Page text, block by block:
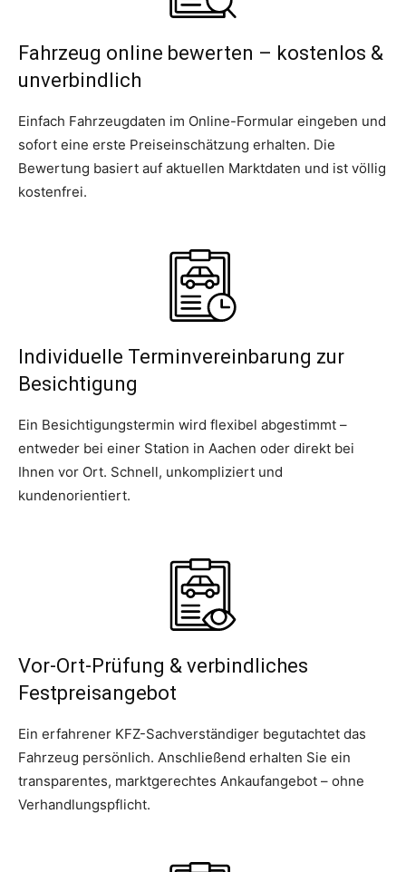
Fahrzeug online bewerten – kostenlos &
unverbindlich
Einfach Fahrzeugdaten im Online-Formular eingeben und
sofort eine erste Preiseinschätzung erhalten. Die
Bewertung basiert auf aktuellen Marktdaten und ist völlig
kostenfrei.
Individuelle Terminvereinbarung zur
Besichtigung
Ein Besichtigungstermin wird flexibel abgestimmt –
entweder bei einer Station in Aachen oder direkt bei
Ihnen vor Ort. Schnell, unkompliziert und
kundenorientiert.
Vor-Ort-Prüfung & verbindliches
Festpreisangebot
Ein erfahrener KFZ-Sachverständiger begutachtet das
Fahrzeug persönlich. Anschließend erhalten Sie ein
transparentes, marktgerechtes Ankaufangebot – ohne
Verhandlungspflicht.